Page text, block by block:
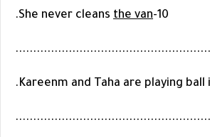
10-She never cleans
the van
.
.